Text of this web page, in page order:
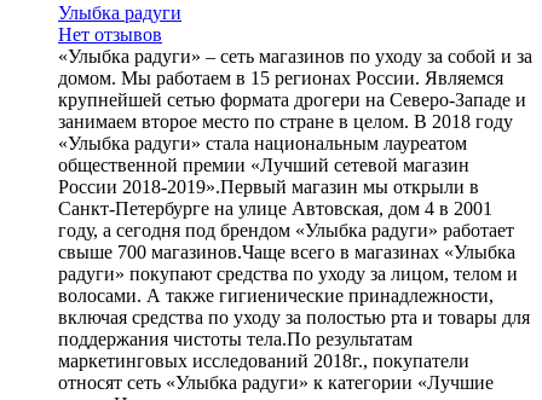
Улыбка радуги
Нет отзывов
«Улыбка радуги» – сеть магазинов по уходу за собой и за
домом. Мы работаем в 15 регионах России. Являемся
крупнейшей сетью формата дрогери на Северо-Западе и
занимаем второе место по стране в целом. В 2018 году
«Улыбка радуги» стала национальным лауреатом
общественной премии «Лучший сетевой магазин
России 2018-2019».Первый магазин мы открыли в
Санкт-Петербурге на улице Автовская, дом 4 в 2001
году, а сегодня под брендом «Улыбка радуги» работает
свыше 700 магазинов.Чаще всего в магазинах «Улыбка
радуги» покупают средства по уходу за лицом, телом и
волосами. А также гигиенические принадлежности,
включая средства по уходу за полостью рта и товары для
поддержания чистоты тела.По результатам
маркетинговых исследований 2018г., покупатели
относят сеть «Улыбка радуги» к категории «Лучшие